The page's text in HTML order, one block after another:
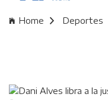
Home
Deportes